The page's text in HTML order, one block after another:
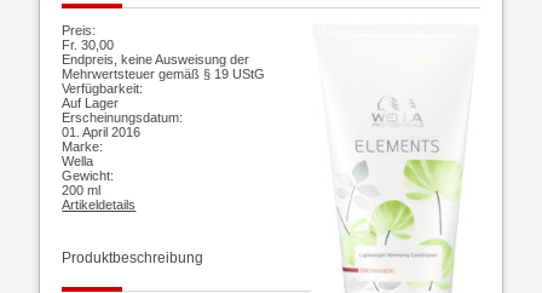
Preis:
Fr. 30,00
Endpreis, keine Ausweisung der
Mehrwertsteuer gemäß § 19 UStG
Verfügbarkeit:
Auf Lager
Erscheinungsdatum:
01. April 2016
Marke:
Wella
Gewicht:
200 ml
Artikeldetails
Produktbeschreibung